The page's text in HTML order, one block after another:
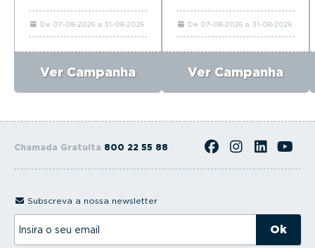
De 07-08-2026 a 31-08-2026
Ver Campanha
De 07-08-2026 a 31-08-2026
Ver Campanha
Chamada Gratuita 800 22 55 88
Subscreva a nossa newsletter
s